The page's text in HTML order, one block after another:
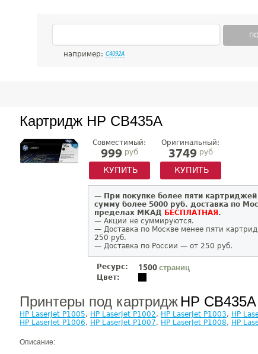
например: C4092A
Картридж HP CB435A
Совместимый:
999руб
КУПИТЬ
Оригинальный:
3749руб
КУПИТЬ
— При покупке более пяти
сумму более 5000 руб. доставка по
пределах МКАД БЕСПЛАТНАЯ .
— Акции не суммируются.
— Доставка по Москве менее пяти
250 руб.
— Доставка по России — от 250 руб.
Ресурс: 1500 страниц
Цвет:
Принтеры под картридж HP CB435A
HP LaserJet P1005, HP LaserJet P1002, HP LaserJet P1003, HP
HP LaserJet P1006, HP LaserJet P1007, HP LaserJet P1008, HP
Описание: